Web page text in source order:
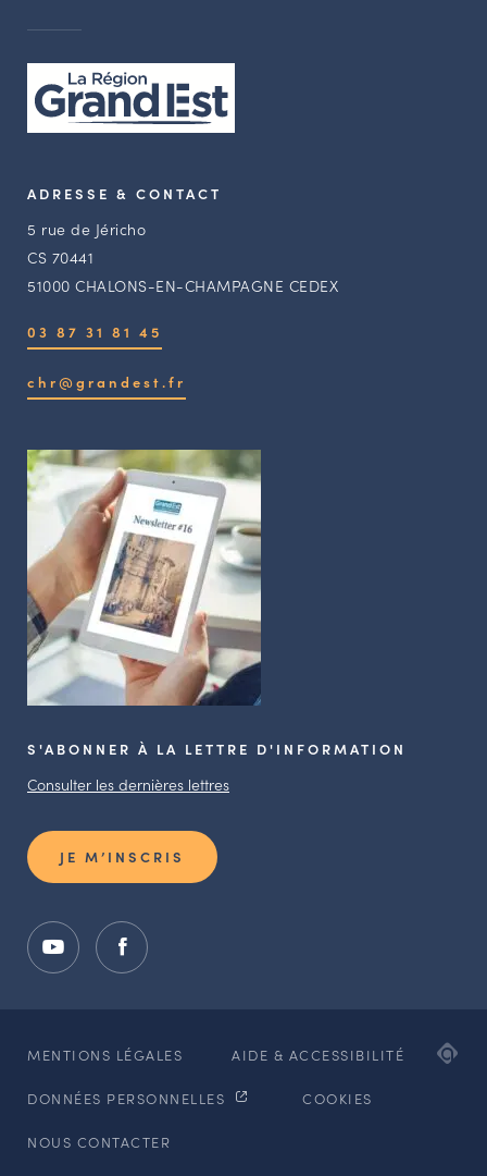
ADRESSE & CONTACT
5 rue de Jéricho
CS 70441
51000 CHALONS-EN-CHAMPAGNE CEDEX
03 87 31 81 45
chr@grandest.fr
S'ABONNER À LA LETTRE D'INFORMATION
Consulter les dernières lettres
JE M’INSCRIS
MENTIONS LÉGALES AIDE & ACCESSIBILITÉ
DONNÉES PERSONNELLES COOKIES
NOUS CONTACTER